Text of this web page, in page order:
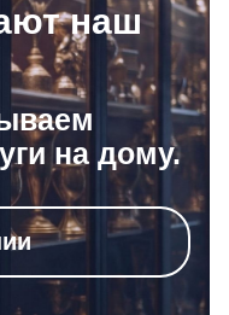
наш
на дому.